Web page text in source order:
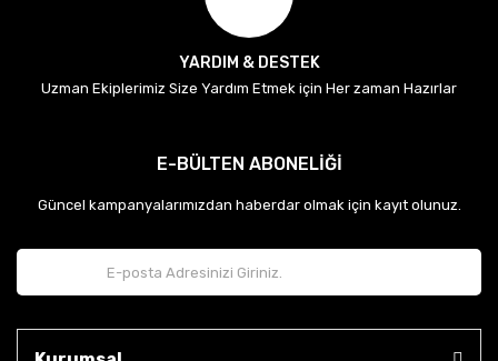
YARDIM & DESTEK
Uzman Ekiplerimiz Size Yardım Etmek için Her zaman Hazırlar
E-BÜLTEN ABONELİĞİ
Güncel kampanyalarımızdan haberdar olmak için kayıt olunuz.